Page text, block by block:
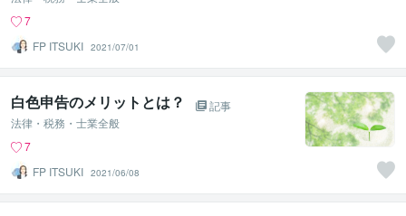
7
FP ITSUKI 2021/07/01
白色申告のメリットとは？
記事
法律・税務・士業全般
7
FP ITSUKI 2021/06/08